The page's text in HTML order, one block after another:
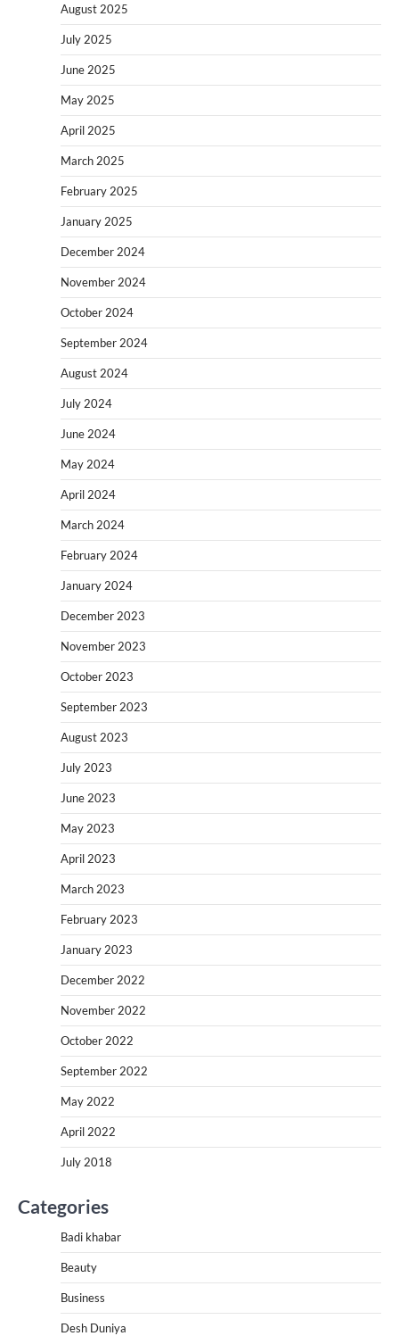
August 2025
July 2025
June 2025
May 2025
April 2025
March 2025
February 2025
January 2025
December 2024
November 2024
October 2024
September 2024
August 2024
July 2024
June 2024
May 2024
April 2024
March 2024
February 2024
January 2024
December 2023
November 2023
October 2023
September 2023
August 2023
July 2023
June 2023
May 2023
April 2023
March 2023
February 2023
January 2023
December 2022
November 2022
October 2022
September 2022
May 2022
April 2022
July 2018
Categories
Badi khabar
Beauty
Business
Desh Duniya